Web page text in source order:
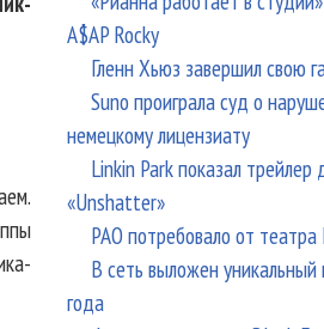
A$AP Rocky
Гленн Хьюз завершил свою
Suno проиграла суд о
немецкому лицензиату
Linkin Park показал
«Unshatter»
РАО потребовало от
В сеть выложен
года